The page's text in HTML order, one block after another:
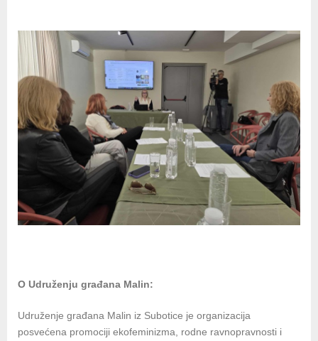
O Udruženju građana Malin:
Udruženje građana Malin iz Subotice je organizacija
posvećena promociji ekofeminizma, rodne ravnopravnosti i